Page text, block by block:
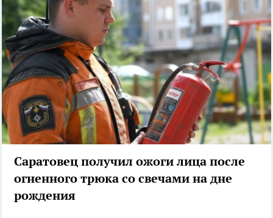
Саратовец получил ожоги лица после
огненного трюка со свечами на дне
рождения